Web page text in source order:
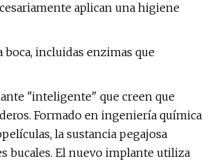
aplican una higiene
incluidas enzimas que
"inteligente" que creen que
Formado en ingeniería química
la sustancia pegajosa
bucales. El nuevo implante utiliza